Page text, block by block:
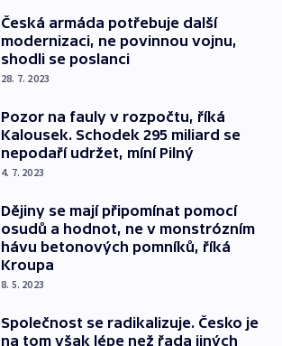
Česká armáda potřebuje další
modernizaci, ne povinnou vojnu,
shodli se poslanci
28. 7. 2023
Pozor na fauly v rozpočtu, říká
Kalousek. Schodek 295 miliard se
nepodaří udržet, míní Pilný
4. 7. 2023
Dějiny se mají připomínat pomocí
osudů a hodnot, ne v monstrózním
hávu betonových pomníků, říká
Kroupa
8. 5. 2023
Společnost se radikalizuje. Česko je
na tom však lépe než řada jiných